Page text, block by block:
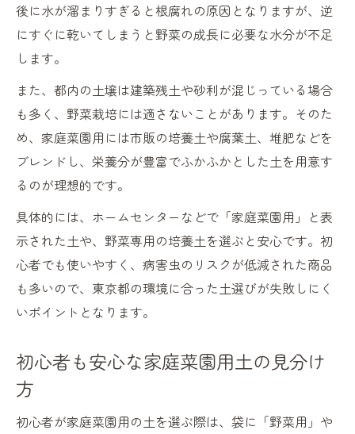
家庭菜園で無駄を減らす土の保管テクニッ
ク
家庭菜園で使い終わった土の再活用法
園芸ライフを彩る東京都の土再利用方法
家庭菜園で実践できる土の再利用アイデア
東京都のごみ分別に沿った土再利用手順
家庭菜園の土を堆肥化して再活用する方法
畑の土を無料で増やす工夫と再利用事例
環境に優しい土処分を家庭菜園で実践
家庭菜園の土をエコに処分するポイント解
東京都の土回収ルールと家庭菜園の対応策
家庭菜園でできる土の安全な分別と廃棄法
後に水が溜まりすぎると根腐れの原因となりますが、逆
にすぐに乾いてしまうと野菜の成長に必要な水分が不足
します。
また、都内の土壌は建築残土や砂利が混じっている場合
も多く、野菜栽培には適さないことがあります。そのた
め、家庭菜園用には市販の培養土や腐葉土、堆肥などを
ブレンドし、栄養分が豊富でふかふかとした土を用意す
るのが理想的です。
具体的には、ホームセンターなどで「家庭菜園用」と表
示された土や、野菜専用の培養土を選ぶと安心です。初
心者でも使いやすく、病害虫のリスクが低減された商品
も多いので、東京都の環境に合った土選びが失敗しにく
いポイントとなります。
初心者も安心な家庭菜園用土の見分け
方
初心者が家庭菜園用の土を選ぶ際は、袋に「野菜用」や